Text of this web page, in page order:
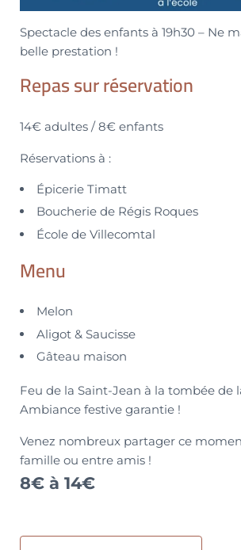
Spectacle des enfants à 19h30 – Ne
belle prestation !
Repas sur réservation
14€ adultes / 8€ enfants
Réservations à :
Épicerie Timatt
Boucherie de Régis Roques
École de Villecomtal
Menu
Melon
Aligot & Saucisse
Gâteau maison
Feu de la Saint-Jean à la tombée de
Ambiance festive garantie !
Venez nombreux partager ce
famille ou entre amis !
8€ à 14€